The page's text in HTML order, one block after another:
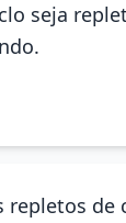
seja
repletos de